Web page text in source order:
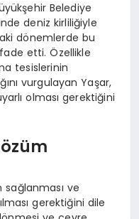
Belediye
deniz kirliliğiyle
dönemlerde bu
etti. Özellikle
tesislerinin
vurgulayan Yaşar,
olması gerektiğini
ve
gerektiğini dile